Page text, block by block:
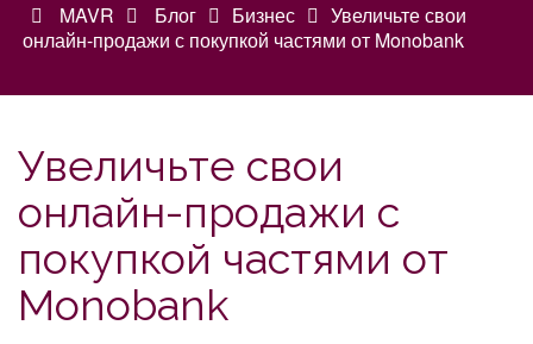
MAVR Блог Бизнес
Увеличьте свои
онлайн-продажи с покупкой частями от Monobank
Увеличьте свои
онлайн-продажи с
покупкой частями от
Monobank